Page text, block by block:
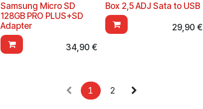
Samsung Micro SD
128GB PRO PLUS+SD
Adapter
34,90 €
Box 2,5 ADJ Sata to USB
29,90 €
1 2